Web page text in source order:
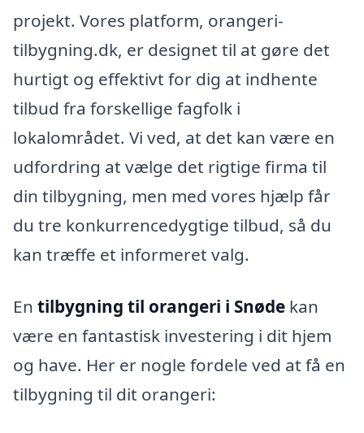
projekt. Vores platform, orangeri-
tilbygning.dk, er designet til at gøre det
hurtigt og effektivt for dig at indhente
tilbud fra forskellige fagfolk i
lokalområdet. Vi ved, at det kan være en
udfordring at vælge det rigtige firma til
din tilbygning, men med vores hjælp får
du tre konkurrencedygtige tilbud, så du
kan træffe et informeret valg.
En tilbygning til orangeri i Snøde kan
være en fantastisk investering i dit hjem
og have. Her er nogle fordele ved at få en
tilbygning til dit orangeri: